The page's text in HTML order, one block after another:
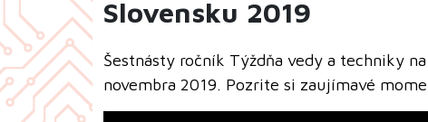
Slovensku 2019
Šestnásty ročník Týždňa vedy a techniky
novembra 2019. Pozrite si zaujímavé